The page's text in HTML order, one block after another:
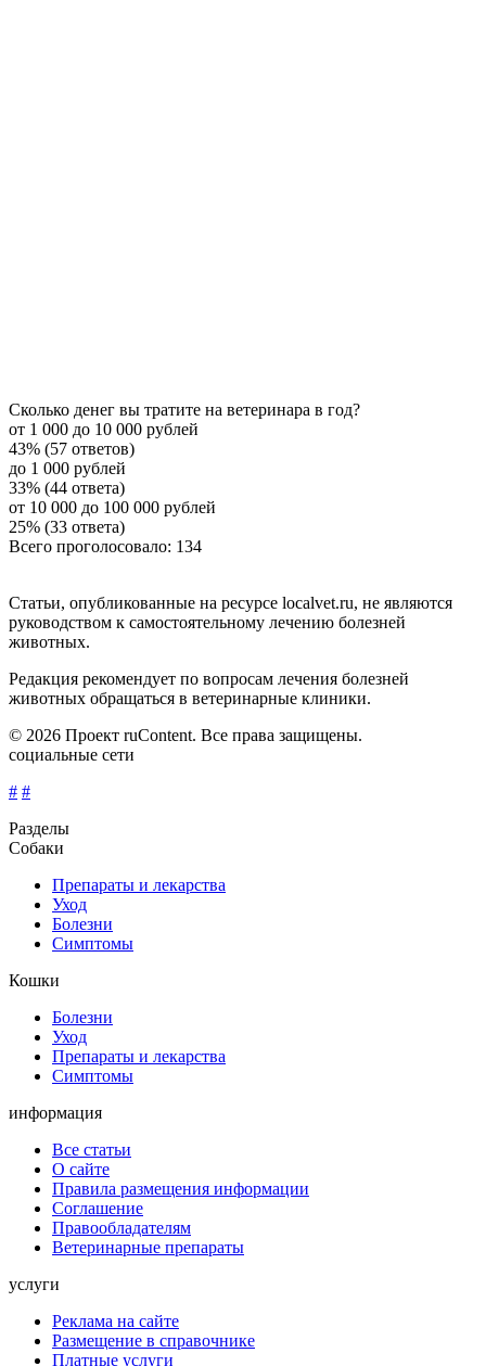
Сколько денег вы тратите на ветеринара в год?
от 1 000 до 10 000 рублей
43% (57 ответов)
до 1 000 рублей
33% (44 ответа)
от 10 000 до 100 000 рублей
25% (33 ответа)
Всего проголосовало: 134
Статьи, опубликованные на ресурсе localvet.ru, не являются
руководством к самостоятельному лечению болезней
животных.
Редакция рекомендует по вопросам лечения болезней
животных обращаться в ветеринарные клиники.
© 2026 Проект ruContent. Все права защищены.
социальные сети
# #
Разделы
Собаки
Препараты и лекарства
Уход
Болезни
Симптомы
Кошки
Болезни
Уход
Препараты и лекарства
Симптомы
информация
Все статьи
О сайте
Правила размещения информации
Соглашение
Правообладателям
Ветеринарные препараты
услуги
Реклама на сайте
Размещение в справочнике
Платные услуги